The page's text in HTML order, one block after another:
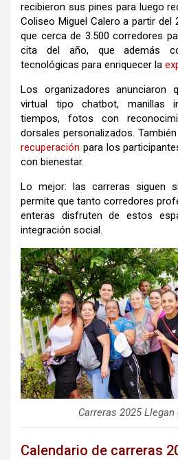
recibieron sus pines para luego
Coliseo Miguel Calero a partir del
que cerca de 3.500 corredores
cita del año, que además
tecnológicas para enriquecer la
Los organizadores anunciaron
virtual tipo chatbot, manillas
tiempos, fotos con
dorsales personalizados.
recuperación para los
con bienestar.
Lo mejor: las carreras siguen
permite que tanto corredores
enteras disfruten de estos
integración social.
Carreras 2025 Llegan
Calendario de carreras